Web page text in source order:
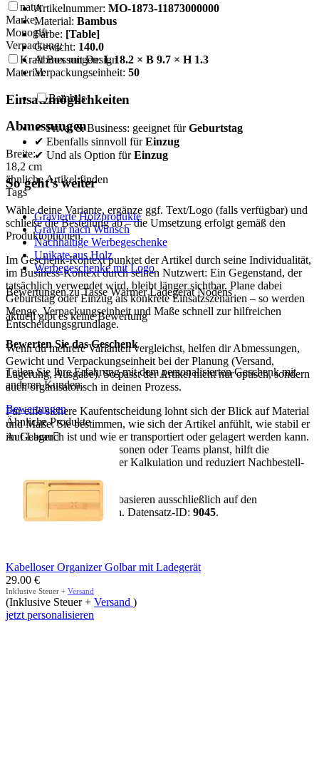
Artikelnummer: MO-1873-11873000000
Material: Bambus
Farbe: [Table]
Gewicht: 140.0
Abmessungen:L 18.2 × B 9.7 × H 1.3
Verpackungseinheit: 50
Einsatzmöglichkeiten
✔ Privat & Business: geeignet fürGeburtstag
✔ Ebenfalls sinnvoll fürEinzug
✔ Und als Option fürEinzug
So geht’s weiter
Wähle deine Variante, ergänze ggf. Text/Logo (falls verfügbar) und
schließe die Bestellung ab – die Umsetzung erfolgt gemäß den
Produktoptionen.
Im Geschenk-Kontext punktet der Artikel durch seine Individualität,
im Business-Kontext durch seinen Nutzwert: Ein Gegenstand, der
tatsächlich verwendet wird, bleibt länger sichtbar. Plane dabei
Geburtstag oder Einzug als konkrete Einsatzszenarien – so werden
Menge, Verpackungseinheit und Maße schnell zur hilfreichen
Entscheidungsgrundlage.
Wenn du mehrere Varianten vergleichst, helfen dir Abmessungen,
Gewicht und Verpackungseinheit bei der Planung (Versand,
Lagerung, Ausgabe). So passt der Artikel nicht nur optisch, sondern
auch organisatorisch in deinen Prozess.
Für eine sichere Kaufentscheidung lohnt sich der Blick auf Material
und Maße: Sie bestimmen, wie sich der Artikel anfühlt, wie stabil er
im Gebrauch ist und wie er transportiert oder gelagert werden kann.
Wenn du für mehrere Personen oder Teams planst, hilft die
Verpackungseinheit bei der Kalkulation und reduziert Nachbestell-
Alle Aussagen basieren ausschließlich auf den
vorhandenen Artikeldaten. Datensatz-ID: 9045.
natur
Marke:
Monogift
Verpackung:
Kraft Box mit Design
Material:
Bambus
Abmessungen
Breite:
18,2 cm
ähnliche Artikel finden
Tags
Gravierte Holzprodukte
Gravur nach Wunsch
Nachhaltige Werbegeschenke
Unikate aus Holz
Werbegeschenke mit Logo
Bewertungen zu Tasse Wärmer Ladegerät Nodens
aktuell gibt es keine Bewertung
Bewerten Sie das Geschenk
Teilen Sie Ihre Erfahrung mit dem personalisierten Geschenk mit
anderen Kunden.
Bewertungen
Ähnliche Produkte
Auf Lager
Kabelloser Organizer Golbar mit Ladegerät
29.00 €
Inklusive Steuer + Versand
(Inklusive Steuer + Versand )
jetzt personalisieren